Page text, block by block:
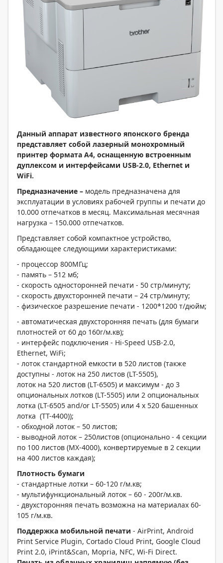
Данный аппарат известного японского бренда
представляет собой лазерный монохромный
принтер формата А4, оснащенную встроенным
дуплексом и интерфейсами USB-2.0, Ethernet и
WiFi.
Предназначение – модель предназначена для
эксплуатации в условиях рабочей группы и печати до
10.000 отпечатков в месяц. Максимальная месячная
нагрузка – 150.000 отпечатков.
Представляет собой компактное устройство,
обладающее следующими характеристиками:
- процессор 800МГц;
- память – 512 мб;
- скорость односторонней печати - 50 стр/минуту;
- скорость двухсторонней печати – 24 стр/минуту;
- физическое разрешение печати - 1200*1200 т/дюйм;
- автоматическая двухсторонняя печать (для бумаги
плотностей от 60 до 160г/м.кв);
- интерфейс подключения - Hi-Speed USB-2.0,
Ethernet, WiFi;
- лоток стандартной емкости в 520 листов (также
доступны - лоток на 250 листов (LT-5505),
лоток на 520 листов (LT-6505) и максимум - до 3
опциональных лотков (LT-5505) или 2 опциональных
лотка (LT-6505 and/or LT-5505) или 4 x 520 башенных
лотка (TT-4400));
- обходной лоток – 50 листов;
- выводной лоток – 250листов (опционально - 4 секции
по 100 листов (MX-4000), конвертируемые в 2 секции
на 400 листов каждая);
Плотность бумаги
- стандартные лотки – 60-120 г/м.кв;
- мультифункциональный лоток – 60 - 200г/м.кв.
- двухсторонняя печать возможна на материалах 60-
105 г/м.кв.
Поддержка мобильной печати - AirPrint, Android
Print Service Plugin, Cortado Cloud Print, Google Cloud
Print 2.0, iPrint&Scan, Mopria, NFC, Wi-Fi Direct.